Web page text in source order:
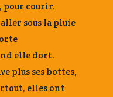
pour courir.
sous la pluie
elle dort.
plus ses bottes,
elles ont